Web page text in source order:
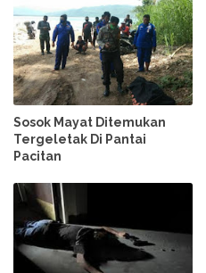
Sosok Mayat Ditemukan
Tergeletak Di Pantai
Pacitan